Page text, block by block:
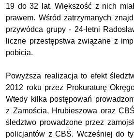
19 do 32 lat. Większość z nich
prawem. Wśród zatrzymanych
przywódca grupy - 24-letni
liczne przestępstwa związane z
pobicia.
Powyższa realizacja to efekt
2012 roku przez Prokuraturę
Wtedy kilka postępowań
z Zamościa, Hrubieszowa oraz
śledztwo prowadzone przez
policjantów z CBŚ. Wcześniej do